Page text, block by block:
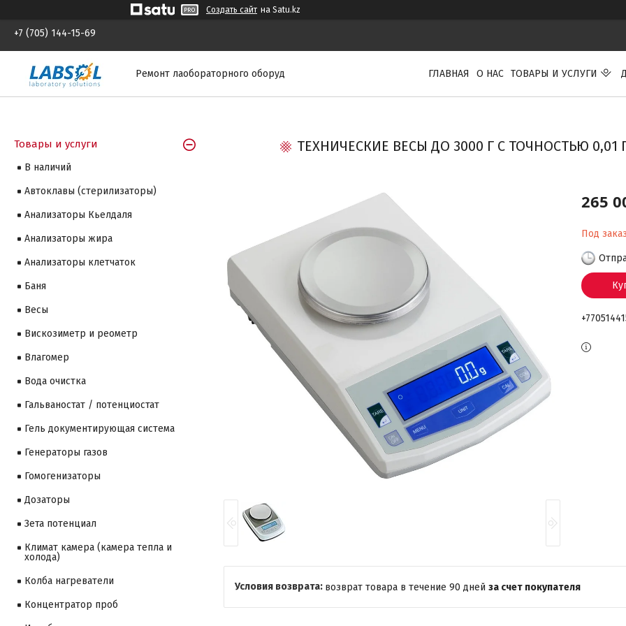
Создать сайт на Satu.kz
+7 (705) 144-15-69
Ремонт лаобораторного оборуд ГЛАВНАЯ О НАС ТОВАРЫ И УСЛУГИ
ТЕХНИЧЕСКИЕ ВЕСЫ ДО 3000 Г С ТОЧНОСТЬЮ
265
Под
возврат товара в течение 90 дней за счет покупателя
Товары и услуги
В наличий
Автоклавы (стерилизаторы)
Анализаторы Кьелдаля
Анализаторы жира
Анализаторы клетчаток
Баня
Весы
Вискозиметр и реометр
Влагомер
Вода очистка
Гальваностат / потенциостат
Гель документирующая система
Генераторы газов
Гомогенизаторы
Дозаторы
Зета потенциал
Климат камера (камера тепла и
холода)
Колба нагреватели
Концентратор проб